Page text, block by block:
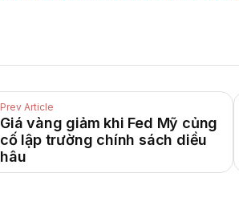
Prev Article
Giá vàng giảm khi Fed Mỹ củng
cố lập trường chính sách diều
hâu